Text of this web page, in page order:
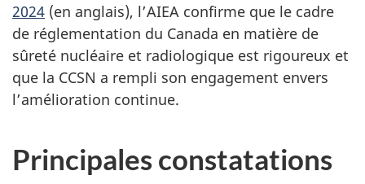
2024 (en anglais), l’AIEA confirme que le cadre
de réglementation du Canada en matière de
sûreté nucléaire et radiologique est rigoureux et
que la CCSN a rempli son engagement envers
l’amélioration continue.
Principales constatations